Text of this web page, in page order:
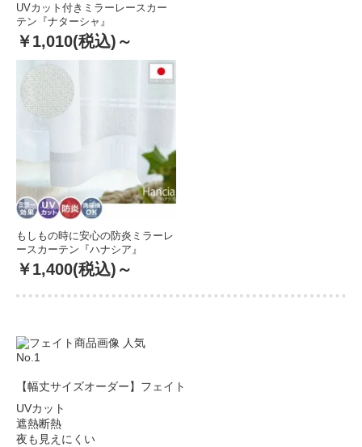
UVカット付きミラーレースカー
テン『ナターシャ』
￥1,010(税込)～
もしもの時に安心の防炎ミラーレ
ースカーテン『ハナシア』
￥1,400(税込)～
人気
No.1
【幅丈サイズオーダー】フェイト
UVカット
遮熱断熱
夜も見えにくい